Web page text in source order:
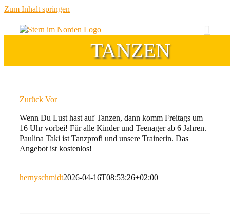
Zum Inhalt springen
TANZEN
Zurück Vor
Wenn Du Lust hast auf Tanzen, dann komm Freitags um
16 Uhr vorbei! Für alle Kinder und Teenager ab 6 Jahren.
Paulina Taki ist Tanzprofi und unsere Trainerin. Das
Angebot ist kostenlos!
hernyschmidt2026-04-16T08:53:26+02:00